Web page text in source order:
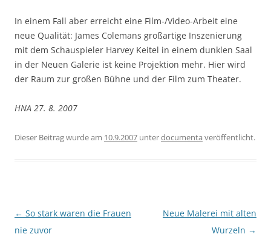
In einem Fall aber erreicht eine Film-/Video-Arbeit eine
neue Qualität: James Colemans großartige Inszenierung
mit dem Schauspieler Harvey Keitel in einem dunklen Saal
in der Neuen Galerie ist keine Projektion mehr. Hier wird
der Raum zur großen Bühne und der Film zum Theater.
HNA 27. 8. 2007
Dieser Beitrag wurde am 10.9.2007 unterdocumenta veröffentlicht.
Beitragsnavigation
← So stark waren die Frauen
nie zuvor
Neue Malerei mit alten
Wurzeln →